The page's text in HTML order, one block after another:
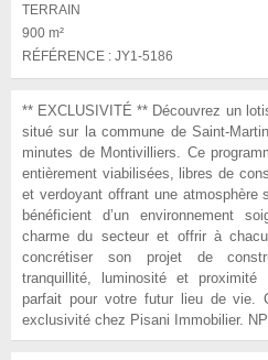
TERRAIN
900 m²
RÉFÉRENCE : JY1-5186
** EXCLUSIVITÉ ** Découvrez un
situé sur la commune de Saint-
minutes de Montivilliers. Ce
entièrement viabilisées, libres de
et verdoyant offrant une atmosphère
bénéficient d’un environnement
charme du secteur et offrir à
concrétiser son projet de
tranquillité, luminosité et
parfait pour votre futur lieu de vie.
exclusivité chez Pisani Immobilier. NP